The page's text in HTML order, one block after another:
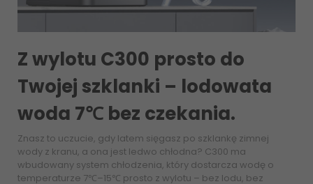
Z wylotu C300 prosto do
Twojej szklanki – lodowata
woda 7℃ bez czekania.
Znasz to uczucie, gdy latem sięgasz po szklankę zimnej
wody z kranu, a ona jest ledwo chłodna? C300 ma
wbudowany system chłodzenia, który dostarcza wodę o
temperaturze 7℃–15℃ prosto z wylotu – bez lodu, bez